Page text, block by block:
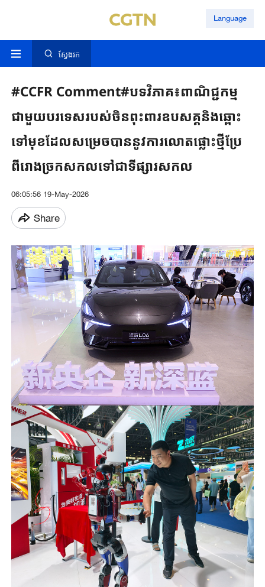
Language
ស្វែងរក
#CCFR Comment#បទវិភាគ៖ពាណិជ្ជកម្ម
ជាមួយបរទេសរបស់ចិនពុះពារឧបសគ្គនិងឆ្ពោះ
ទៅមុខដែលសម្រេចបាននូវការលោតផ្លោះថ្មីប្រែ
ពីរោងច្រកសកលទៅជាទីផ្សារសកល
06:05:56 19-May-2026
Share